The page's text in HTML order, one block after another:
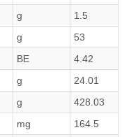
g
1.5
g
53
BE
4.42
g
24.01
g
428.03
mg
164.5